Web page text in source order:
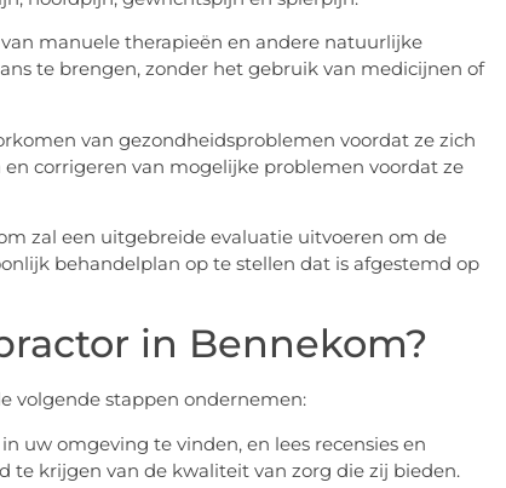
manuele therapieën en andere natuurlijke
te brengen, zonder het gebruik van medicijnen of
van gezondheidsproblemen voordat ze zich
corrigeren van mogelijke problemen voordat ze
zal een uitgebreide evaluatie uitvoeren om de
behandelplan op te stellen dat is afgestemd op
in Bennekom?
volgende stappen ondernemen:
uw omgeving te vinden, en lees recensies en
krijgen van de kwaliteit van zorg die zij bieden.